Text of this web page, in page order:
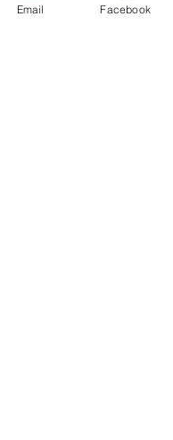
Email Facebook